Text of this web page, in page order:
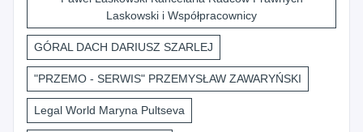
Laskowski i Współpracownicy
GÓRAL DACH DARIUSZ SZARLEJ
"PRZEMO - SERWIS" PRZEMYSŁAW ZAWARYŃSKI
Legal World Maryna Pultseva